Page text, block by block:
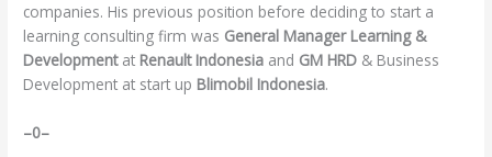
companies. His previous position before deciding to start a
learning consulting firm was General Manager Learning &
Development at Renault Indonesia and GM HRD & Business
Development at start up Blimobil Indonesia.
–0–